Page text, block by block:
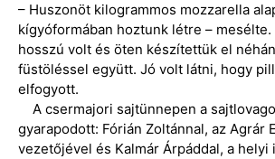
– Huszonöt kilogrammos mozzarella
kígyóformában hoztunk létre –
hosszú volt és öten készítettük el
füstöléssel együtt. Jó volt látni, hogy
elfogyott.
A csermajori sajtünnepen a
gyarapodott: Fórián Zoltánnal, az Agrár
vezetőjével és Kalmár Árpáddal, a helyi